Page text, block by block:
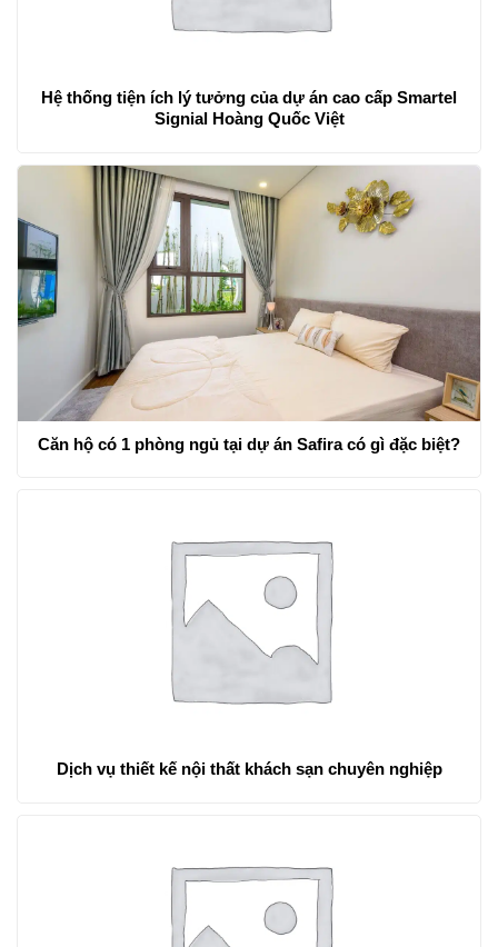
Hệ thống tiện ích lý tưởng của dự án cao cấp Smartel
Signial Hoàng Quốc Việt
Căn hộ có 1 phòng ngủ tại dự án Safira có gì đặc biệt?
Dịch vụ thiết kế nội thất khách sạn chuyên nghiệp